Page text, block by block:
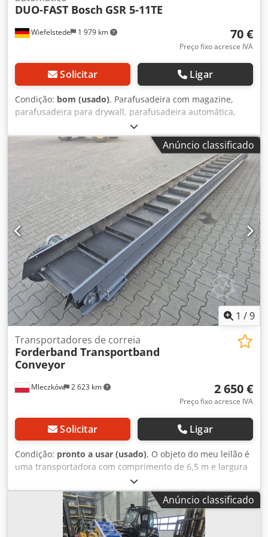
Wiefelstede 1 979 km
DUO-FAST Bosch GSR 5-11TE
70 €
Preço fixo acresce IVA
Solicitar Ligar
Condição: bom (usado), Parafusadeira com magazine,
parafusadeira para drywall, parafusadeira automática,
parafusadeira/furadeira automática -Parafusadeira com
magazine -280 W 0-1100 rpm -com maleta -Quantidade: 4
parafusadeiras disponíveis Dcjdpob A N Izofx Ab Ujk -
Preço: por unidade -Dimensões: 515/285/H75 mm -Peso
total: 6 kg/unidade
Anúncio classificado
1 /9
Mleczków 2 623 km
Transportadores de correia
Forderband Transportband
Conveyor
2 650 €
Preço fixo acresce IVA
Solicitar Ligar
Condição: pronto a usar (usado), O objeto do meu leilão é
uma transportadora com comprimento de 6,5 m e largura
da esteira de 0,5 m Possibilidade de transporte. Dodpfx
Abera Dufj Usck
Anúncio classificado